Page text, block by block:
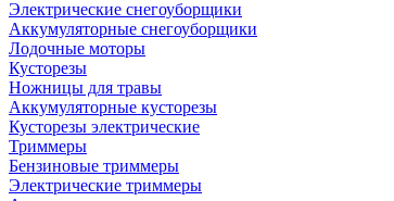
Электрические снегоуборщики
Аккумуляторные снегоуборщики
Лодочные моторы
Кусторезы
Ножницы для травы
Аккумуляторные кусторезы
Кусторезы электрические
Триммеры
Бензиновые триммеры
Электрические триммеры